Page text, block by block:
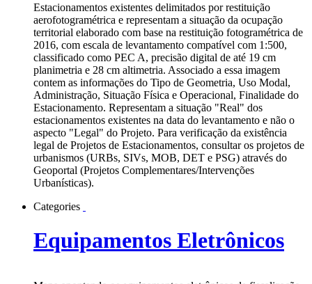
Estacionamentos existentes delimitados por restituição
aerofotogramétrica e representam a situação da ocupação
territorial elaborado com base na restituição fotogramétrica de
2016, com escala de levantamento compatível com 1:500,
classificado como PEC A, precisão digital de até 19 cm
planimetria e 28 cm altimetria. Associado a essa imagem
contem as informações do Tipo de Geometria, Uso Modal,
Administração, Situação Física e Operacional, Finalidade do
Estacionamento. Representam a situação "Real" dos
estacionamentos existentes na data do levantamento e não o
aspecto "Legal" do Projeto. Para verificação da existência
legal de Projetos de Estacionamentos, consultar os projetos de
urbanismos (URBs, SIVs, MOB, DET e PSG) através do
Geoportal (Projetos Complementares/Intervenções
Urbanísticas).
Categories
Equipamentos Eletrônicos